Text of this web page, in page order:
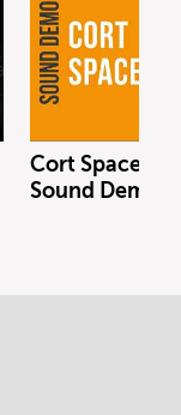
Cort Space 4
Sound Demo